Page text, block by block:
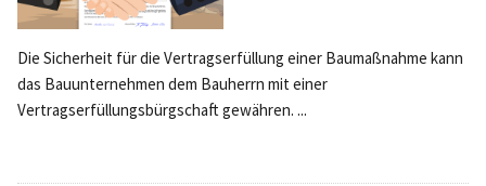
Die Sicherheit für die Vertragserfüllung einer Baumaßnahme kann
das Bauunternehmen dem Bauherrn mit einer
Vertragserfüllungsbürgschaft gewähren. ...